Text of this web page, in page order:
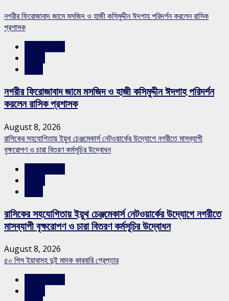
নগরীর ফিরোজাবাদ জামে মসজিদ ও হাজী কসিমুদ্দীন ঈদগাহ পরিদর্শন করলেন রাসিক
প্রশাসক
নগরীর ফিরোজাবাদ জামে মসজিদ ও হাজী কসিমুদ্দীন ঈদগাহ পরিদর্শন
করলেন রাসিক প্রশাসক
August 8, 2026
রাসিকের সহযোগিতায় ইয়ুথ চেঞ্জমেকার্স নেটওয়ার্কের উদ্যোগে নগরীতে মাসব্যাপী
বৃক্ষরোপণ ও চারা বিতরণ কর্মসূচির উদ্বোধন
রাসিকের সহযোগিতায় ইয়ুথ চেঞ্জমেকার্স নেটওয়ার্কের উদ্যোগে নগরীতে
মাসব্যাপী বৃক্ষরোপণ ও চারা বিতরণ কর্মসূচির উদ্বোধন
August 8, 2026
৫০ পিস ইয়াবাসহ দুই মাদক কারবারি গ্রেপ্তার